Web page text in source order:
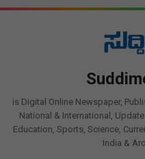
is Digital Online Newspaper,
National & International,
Education, Sports, Science,
India &